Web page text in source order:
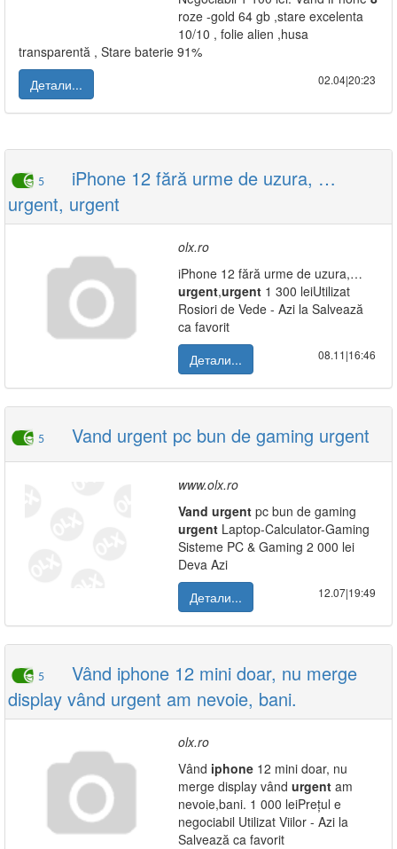
roze -gold 64 gb ,stare excelenta
10/10 , folie alien ,husa
transparentă , Stare baterie 91%
Детали...
02.04|20:23
5
iPhone 12 fără urme de uzura, …
urgent, urgent
olx.ro
iPhone 12 fără urme de uzura,…
urgent,urgent 1 300 leiUtilizat
Rosiori de Vede - Azi la Salvează
ca favorit
Детали...
08.11|16:46
5 Vand urgent pc bun de gaming urgent
www.olx.ro
Vand urgent pc bun de gaming
urgent Laptop-Calculator-Gaming
Sisteme PC & Gaming 2 000 lei
Deva Azi
Детали...
12.07|19:49
5
Vând iphone 12 mini doar, nu merge
display vând urgent am nevoie, bani.
olx.ro
Vând iphone 12 mini doar, nu
merge display vând urgent am
nevoie,bani. 1 000 leiPrețul e
negociabil Utilizat Viilor - Azi la
Salvează ca favorit